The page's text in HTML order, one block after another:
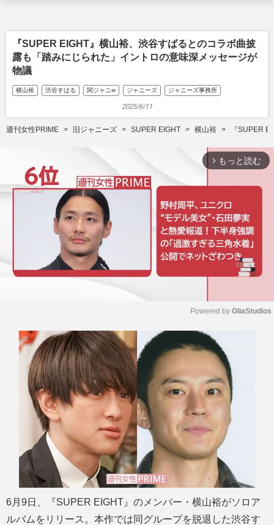
『SUPER EIGHT』横山裕、渋谷すばるとのコラボ曲披
露も「踏みにじられた」イントロの意味深メッセージが
物議
横山裕 渋谷すばる 関ジャニ∞ ジャニーズ ジャニーズ事務所
2025/6/11
週刊女性PRIME 旧ジャニーズ SUPER EIGHT 横山裕 『SUPER
arrow_forward_ios もっと読む
t
e
Powered by GliaStudios
6月9日、『SUPER EIGHT』のメンバー・横山裕がソロア
ルバムをリリース。本作では同グループを脱退した渋谷す